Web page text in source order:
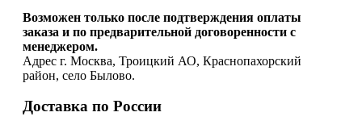
Возможен только после подтверждения оплаты
заказа и по предварительной договоренности с
менеджером.
Адрес г. Москва, Троицкий АО, Краснопахорский
район, село Былово.
Доставка по России